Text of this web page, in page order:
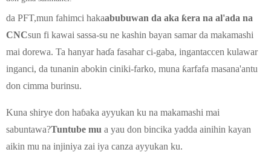
da PFT,mun fahimci hakaabubuwan da aka ƙera na al'ada na
CNCsun fi kawai sassa-su ne kashin bayan samar da makamashi
mai dorewa. Ta hanyar haɗa fasahar ci-gaba, ingantaccen kulawar
inganci, da tunanin abokin ciniki-farko, muna ƙarfafa masana'antu
don cimma burinsu.
Kuna shirye don haɓaka ayyukan ku na makamashi mai
sabuntawa?Tuntube mu a yau don bincika yadda ainihin kayan
aikin mu na injiniya zai iya canza ayyukan ku.